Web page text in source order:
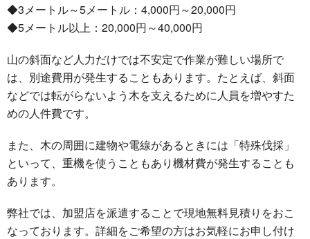
◆3メートル～5メートル：4,000円～20,000円
◆5メートル以上：20,000円～40,000円
山の斜面など人力だけでは不安定で作業が難しい場所で
は、別途費用が発生することもあります。たとえば、斜面
などでは転がらないよう木を支えるために人員を増やすた
めの人件費です。
また、木の周囲に建物や電線があるときには「特殊伐採 」
といって、重機を使うこともあり機材費が発生することも
あります。
弊社では、加盟店を派遣することで現地無料見積りをおこ
なっております。詳細をご希望の方はお気軽にお申し付け